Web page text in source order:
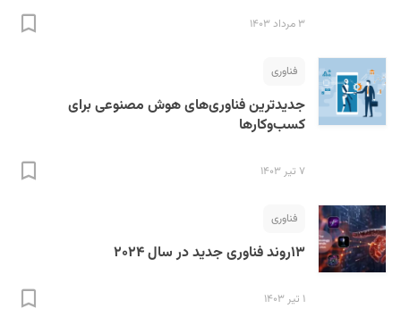
۳ مرداد ۱۴۰۳
فناوری
جدیدترین فناوری‌های هوش مصنوعی برای
کسب‌وکارها
۷ تیر ۱۴۰۳
فناوری
۱۳روند فناوری جدید در سال ۲۰۲۴
۱ تیر ۱۴۰۳